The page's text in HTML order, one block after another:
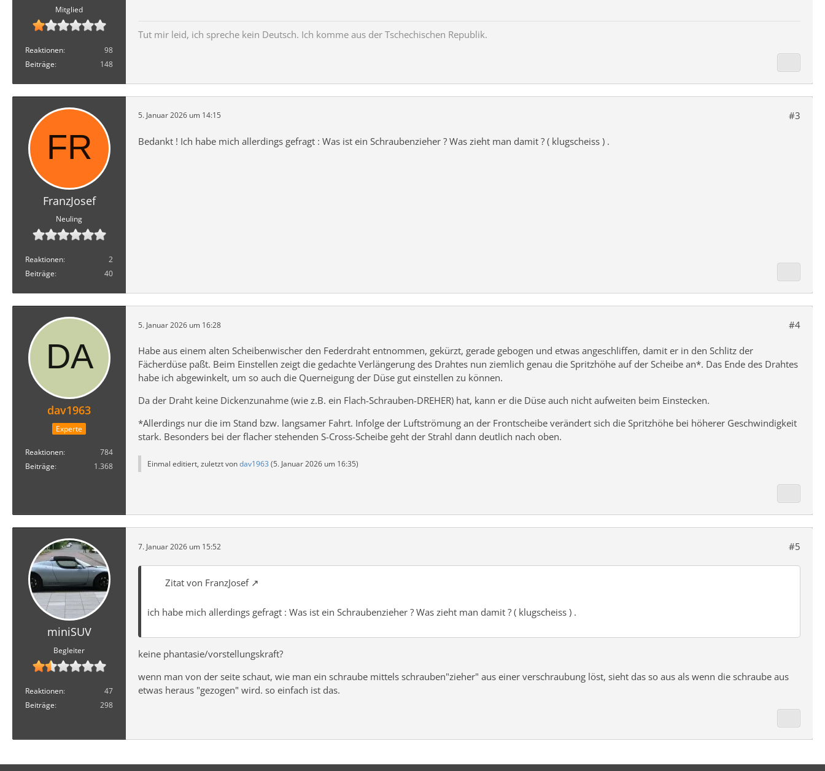
Mitglied
Reaktionen
98
Beiträge
148
Tut mir leid, ich spreche kein Deutsch. Ich komme aus der Tschechischen Republik.
FranzJosef
Neuling
Reaktionen
2
Beiträge
40
5. Januar 2026 um 14:15 #3
Bedankt ! Ich habe mich allerdings gefragt : Was ist ein Schraubenzieher ? Was zieht man damit ? ( klugscheiss ) .
dav1963
Experte
Reaktionen
784
Beiträge
1.368
5. Januar 2026 um 16:28 #4
Habe aus einem alten Scheibenwischer den Federdraht entnommen, gekürzt, gerade gebogen und etwas angeschliffen, damit er in den Schlitz der
Fächerdüse paßt. Beim Einstellen zeigt die gedachte Verlängerung des Drahtes nun ziemlich genau die Spritzhöhe auf der Scheibe an*. Das Ende des Drahtes
habe ich abgewinkelt, um so auch die Querneigung der Düse gut einstellen zu können.
Da der Draht keine Dickenzunahme (wie z.B. ein Flach-Schrauben-DREHER) hat, kann er die Düse auch nicht aufweiten beim Einstecken.
*Allerdings nur die im Stand bzw. langsamer Fahrt. Infolge der Luftströmung an der Frontscheibe verändert sich die Spritzhöhe bei höherer Geschwindigkeit
stark. Besonders bei der flacher stehenden S-Cross-Scheibe geht der Strahl dann deutlich nach oben.
Einmal editiert, zuletzt vondav1963 (5. Januar 2026 um 16:35)
miniSUV
Begleiter
Reaktionen
47
Beiträge
298
7. Januar 2026 um 15:52 #5
Zitat von FranzJosef
ich habe mich allerdings gefragt : Was ist ein Schraubenzieher ? Was zieht man damit ? ( klugscheiss ) .
keine phantasie/vorstellungskraft?
wenn man von der seite schaut, wie man ein schraube mittels schrauben"zieher" aus einer verschraubung löst, sieht das so aus als wenn die schraube aus
etwas heraus "gezogen" wird. so einfach ist das.